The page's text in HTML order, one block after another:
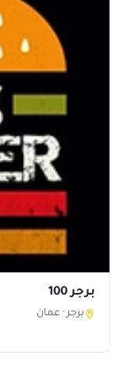
برجر 100
برجر · عمان